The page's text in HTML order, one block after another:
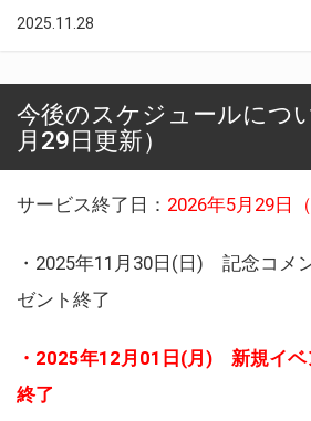
2025.11.28
今後のスケジュールにつ
月29日更新）
サービス終了日： 2026年5月29日（
・2025年11月30日(日) 記念コメ
ゼント終了
・2025年12月01日(月) 新規イベ
終了